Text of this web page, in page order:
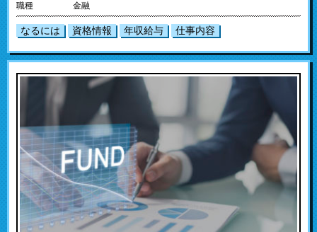
職種 金融
なるには 資格情報 年収給与 仕事内容